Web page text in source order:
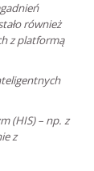
również
z platformą
(HIS) – np. z
z